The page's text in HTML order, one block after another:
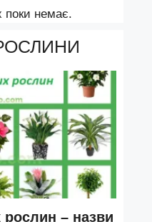
поки немає.